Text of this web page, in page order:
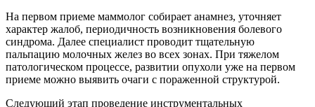
На первом приеме маммолог собирает анамнез, уточняет
характер жалоб, периодичность возникновения болевого
синдрома. Далее специалист проводит тщательную
пальпацию молочных желез во всех зонах. При тяжелом
патологическом процессе, развитии опухоли уже на первом
приеме можно выявить очаги с пораженной структурой.
Следующий этап проведение инструментальных